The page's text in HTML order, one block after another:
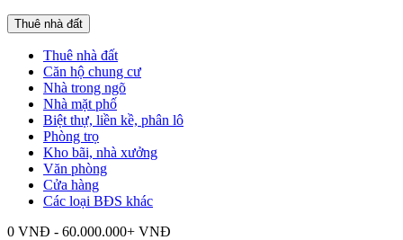
Thuê nhà đất
Thuê nhà đất
Căn hộ chung cư
Nhà trong ngõ
Nhà mặt phố
Biệt thự, liền kề, phân lô
Phòng trọ
Kho bãi, nhà xưởng
Văn phòng
Cửa hàng
Các loại BĐS khác
0 VNĐ - 60.000.000+ VNĐ